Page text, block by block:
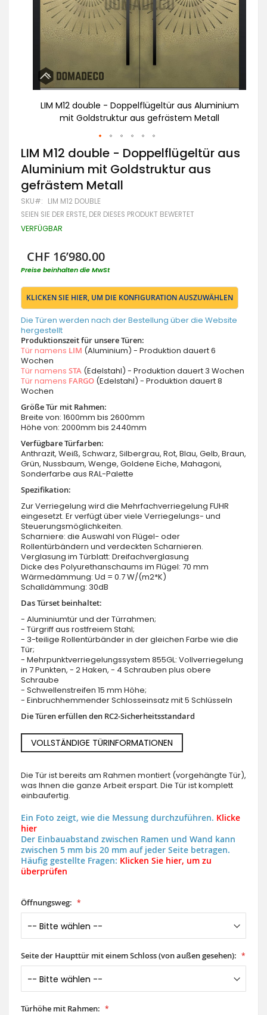
LIM M12 double - Doppelflügeltür aus Aluminium
mit Goldstruktur aus gefrästem Metall
Zum
Anfang
der
Bildgalerie
springen
LIM M12 double - Doppelflügeltür aus
Aluminium mit Goldstruktur aus
gefrästem Metall
SKU LIM M12 DOUBLE
SEIEN SIE DER ERSTE, DER DIESES PRODUKT BEWERTET
VERFÜGBAR
CHF 16’980.00
Preise beinhalten die MwSt
KLICKEN SIE HIER, UM DIE KONFIGURATION AUSZUWÄHLEN
Die Türen werden nach der Bestellung über die Website
hergestellt
Produktionszeit für unsere Türen:
Tür namens LIM (Aluminium) - Produktion dauert 6
Wochen
Tür namens STA (Edelstahl) - Produktion dauert 3 Wochen
Tür namens FARGO (Edelstahl) - Produktion dauert 8
Wochen
Größe Tür mit Rahmen:
Breite von: 1600mm bis 2600mm
Höhe von: 2000mm bis 2440mm
Verfügbare Türfarben:
Anthrazit, Weiß, Schwarz, Silbergrau, Rot, Blau, Gelb, Braun,
Grün, Nussbaum, Wenge, Goldene Eiche, Mahagoni,
Sonderfarbe aus RAL-Palette
Spezifikation:
Zur Verriegelung wird die Mehrfachverriegelung FUHR
eingesetzt. Er verfügt über viele Verriegelungs- und
Steuerungsmöglichkeiten.
Scharniere: die Auswahl von Flügel- oder
Rollentürbändern und verdeckten Scharnieren.
Verglasung im Türblatt: Dreifachverglasung
Dicke des Polyurethanschaums im Flügel: 70 mm
Wärmedämmung: Ud = 0.7 W/(m2*K)
Schalldämmung: 30dB
Das Türset beinhaltet:
- Aluminiumtür und der Türrahmen;
- Türgriff aus rostfreiem Stahl;
- 3-teilige Rollentürbänder in der gleichen Farbe wie die
Tür;
- Mehrpunktverriegelungssystem 855GL: Vollverriegelung
in 7 Punkten, - 2 Haken, - 4 Schrauben plus obere
Schraube
- Schwellenstreifen 15 mm Höhe;
- Einbruchhemmender Schlosseinsatz mit 5 Schlüsseln
Die Türen erfüllen den RC2-Sicherheitsstandard
VOLLSTÄNDIGE TÜRINFORMATIONEN
Die Tür ist bereits am Rahmen montiert (vorgehängte Tür),
was Ihnen die ganze Arbeit erspart. Die Tür ist komplett
einbaufertig.
Ein Foto zeigt, wie die Messung durchzuführen. Klicke
hier
Der Einbauabstand zwischen Ramen und Wand kann
zwischen 5 mm bis 20 mm auf jeder Seite betragen.
Häufig gestellte Fragen: Klicken Sie hier, um zu
überprüfen
Öffnungsweg:
Seite der Haupttür mit einem Schloss (von außen gesehen):
Türhöhe mit Rahmen: